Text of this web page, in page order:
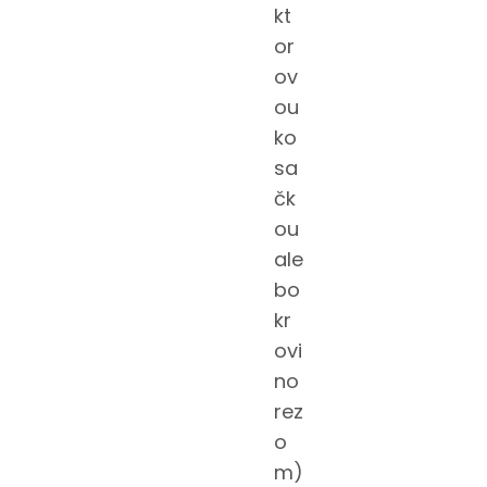
kt
or
ov
ou
ko
sa
čk
ou
ale
bo
kr
ovi
no
rez
o
m)